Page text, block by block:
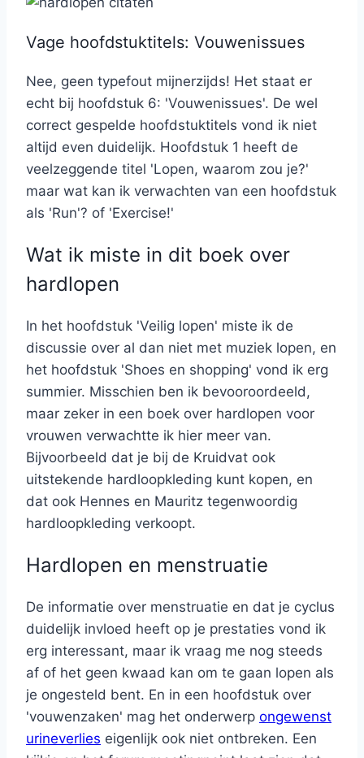
Vage hoofdstuktitels: Vouwenissues
Nee, geen typefout mijnerzijds! Het staat er
echt bij hoofdstuk 6: 'Vouwenissues'. De wel
correct gespelde hoofdstuktitels vond ik niet
altijd even duidelijk. Hoofdstuk 1 heeft de
veelzeggende titel 'Lopen, waarom zou je?'
maar wat kan ik verwachten van een hoofdstuk
als 'Run'? of 'Exercise!'
Wat ik miste in dit boek over
hardlopen
In het hoofdstuk 'Veilig lopen' miste ik de
discussie over al dan niet met muziek lopen, en
het hoofdstuk 'Shoes en shopping' vond ik erg
summier. Misschien ben ik bevooroordeeld,
maar zeker in een boek over hardlopen voor
vrouwen verwachtte ik hier meer van.
Bijvoorbeeld dat je bij de Kruidvat ook
uitstekende hardloopkleding kunt kopen, en
dat ook Hennes en Mauritz tegenwoordig
hardloopkleding verkoopt.
Hardlopen en menstruatie
De informatie over menstruatie en dat je cyclus
duidelijk invloed heeft op je prestaties vond ik
erg interessant, maar ik vraag me nog steeds
af of het geen kwaad kan om te gaan lopen als
je ongesteld bent. En in een hoofdstuk over
'vouwenzaken' mag het onderwerp ongewenst
urineverlies eigenlijk ook niet ontbreken. Een